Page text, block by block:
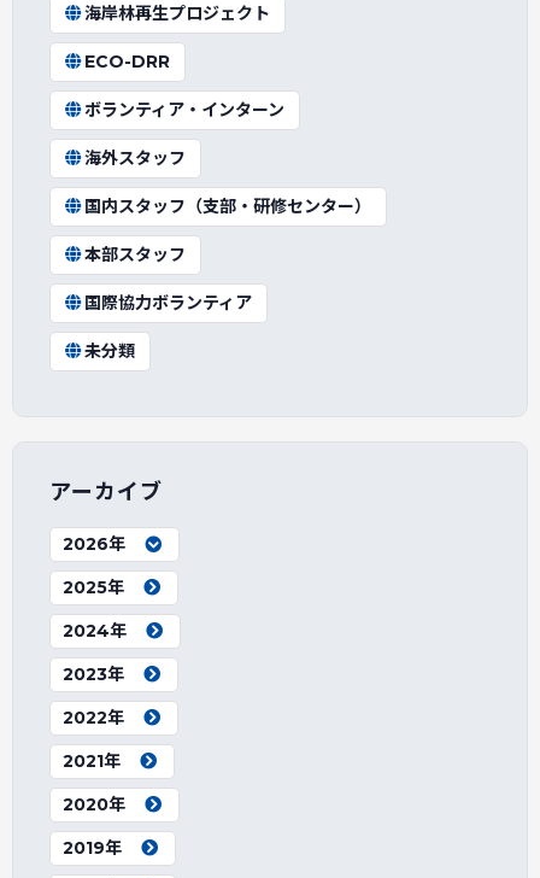
海岸林再生プロジェクト
ECO-DRR
ボランティア・インターン
海外スタッフ
国内スタッフ（支部・研修センター）
本部スタッフ
国際協力ボランティア
未分類
アーカイブ
2026年
2025年
2024年
2023年
2022年
2021年
2020年
2019年